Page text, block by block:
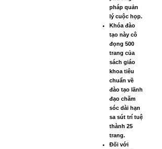
pháp quản
lý cuộc họp.
Khóa đào
tạo này cô
đọng 500
trang của
sách giáo
khoa tiêu
chuẩn về
đào tạo lãnh
đạo chăm
sóc dài hạn
sa sút trí tuệ
thành 25
trang.
Đối với